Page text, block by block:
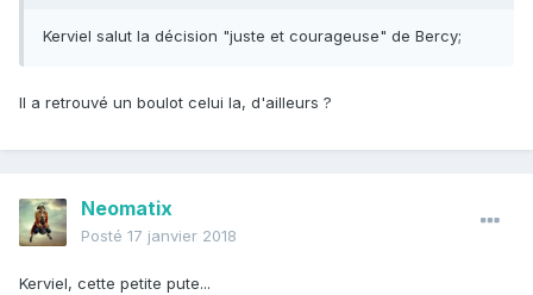
Kerviel salut la décision "juste et courageuse" de Bercy;
Il a retrouvé un boulot celui la, d'ailleurs ?
Neomatix
Posté 17 janvier 2018
Kerviel, cette petite pute...